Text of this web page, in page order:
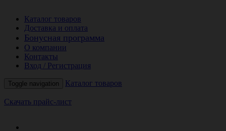
Каталог товаров
Доставка и оплата
Бонусная программа
О компании
Контакты
Вход / Регистрация
Toggle navigation Каталог товаров
Скачать прайс-лист